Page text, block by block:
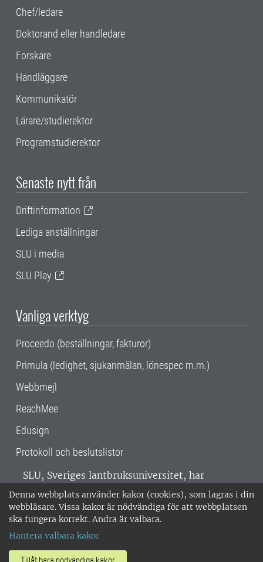
Denna webbplats använder kakor (cookies), som lagras i din
webbläsare. Vissa kakor är nödvändiga för att webbplatsen
ska fungera korrekt. Andra är valbara.
Hantera valbara kakor
Chef/ledare
Doktorand eller handledare
Forskare
Handläggare
Kommunikatör
Lärare/studierektor
Programstudierektor
Senaste nytt från
Driftinformation
Lediga anställningar
SLU i media
SLU Play
Vanliga verktyg
Proceedo (beställningar, fakturor)
Primula (ledighet, sjukanmälan, lönespec m.m.)
Webbmejl
ReachMee
Edusign
Protokoll och beslutslistor
SLU, Sveriges lantbruksuniversitet, har
verksamhet över hela Sverige. Huvudorter är
Alnarp, Uppsala och Umeå.SLU är
miljöcertifierat enligt ISO 14001. •
018-67 10 00 • Org nr: 202100-2817 •
Om SLU:s webbplatser